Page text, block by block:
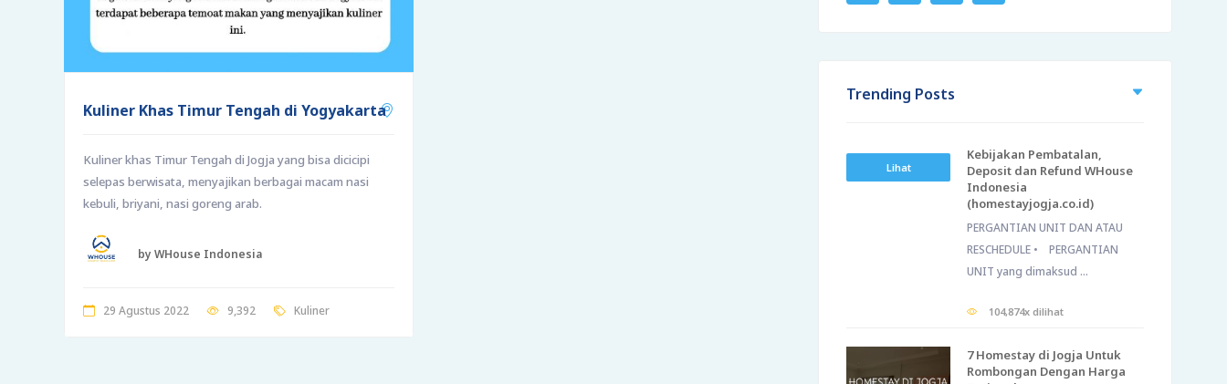
Kuliner Khas Timur Tengah di Yogyakarta
Kuliner khas Timur Tengah di Jogja yang bisa dicicipi
selepas berwisata, menyajikan berbagai macam nasi
kebuli, briyani, nasi goreng arab.
by WHouse Indonesia
29 Agustus 2022 9,392 Kuliner
Trending Posts
Lihat
Kebijakan Pembatalan,
Deposit dan Refund WHouse
Indonesia
(homestayjogja.co.id)
PERGANTIAN UNIT DAN ATAU
RESCHEDULE • PERGANTIAN
UNIT yang dimaksud ...
104,874x dilihat
7 Homestay di Jogja Untuk
Rombongan Dengan Harga